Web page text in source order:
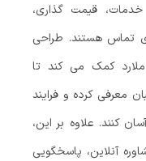
قیمت‌ گذاری،
تماس هستند. طراحی
کمک می‌ کند تا
معرفی کرده و فرایند
کنند. علاوه بر این،
آنلاین، پاسخگویی